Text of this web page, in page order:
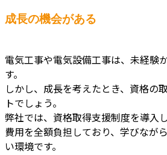
成長の機会がある
電気工事や電気設備工事は、未経験
す。
しかし、成長を考えたとき、資格の
トでしょう。
弊社では、資格取得支援制度を導入
費用を全額負担しており、学びなが
い環境です。